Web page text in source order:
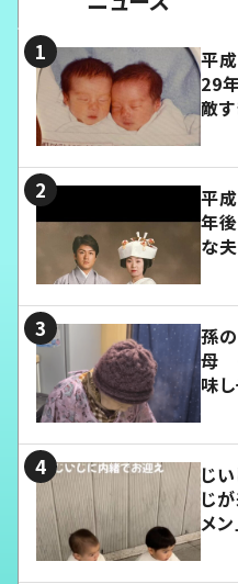
平
29
敵す
平
年
な
孫
母
味し
じ
じ
メン